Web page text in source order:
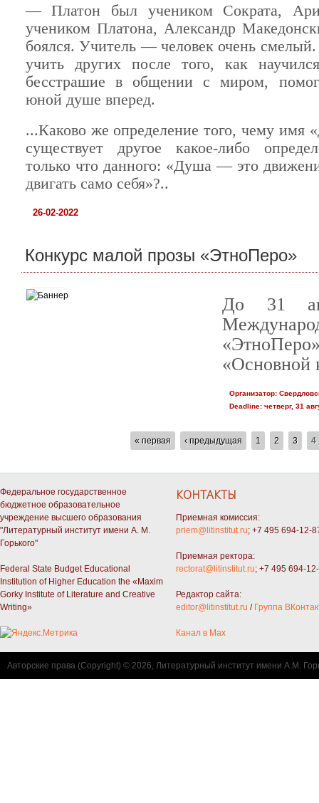
— Платон был учеником Сократа,
учеником Платона, Александр
боялся. Учитель — человек очень смелый.
учить других после того, как
бесстрашие в общении с миром,
юной душе вперед.
...Каково же определение того, чему имя
существует другое какое-либо
только что данного: «Душа — это
двигать само себя»?..
26-02-2022
Конкурс малой прозы «ЭтноПеро»
До 31
«Основной
Организатор:
Deadline:четверг, 31
« первая ‹ предыдущая 1 2 3 4
Федеральное государственное
бюджетное образовательное
учреждение высшего образования
"Литературный институт имени А. М.
Горького"
Federal State Budget Educational
Institution of Higher Education the «Maxim
Gorky Institute of Literature and Creative
Writing»
КОНТАКТЫ
Приемная комиссия:
priem@litinstitut.ru; +7 495 694-12-
Приемная ректора:
rectorat@litinstitut.ru; +7 495 694-
Редактор сайта:
editor@litinstitut.ru / Группа
Канал в Max
Авторские права (Copyright) © 2026, Литературный институт имени А.М.